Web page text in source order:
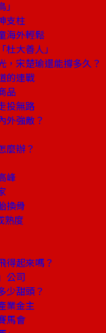
支柱
海外輕鬆
杜大善人」
，宋楚瑜還能撐多久？
的連戰
品
投無路
外強敵？
麼辦？
峰
換骨
熟度
得起來嗎？
公司
少甜頭？
業金主
馬會